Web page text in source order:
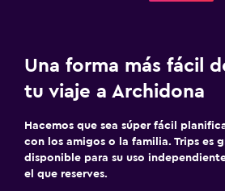
Una forma más fácil
tu viaje a Archidona
Hacemos que sea súper fácil
con los amigos o la familia. Trips es
disponible para su uso
el que reserves.